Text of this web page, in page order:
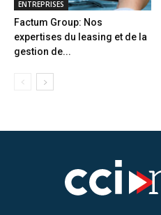
ENTREPRISES
Factum Group: Nos
expertises du leasing et de la
gestion de...